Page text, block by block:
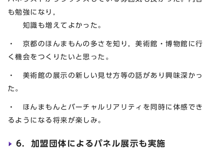
も勉強になり，
知識も増えてよかった。
・ 京都のほんまもんの多さを知り，美術館・博物館に行
く機会をつくりたいと思った。
・ 美術館の展示の新しい見せ方等の話があり興味深かっ
た。
・ ほんまもんとバーチャルリアリティを同時に体感でき
るようになる将来が楽しみ。
6．加盟団体によるパネル展示も実施